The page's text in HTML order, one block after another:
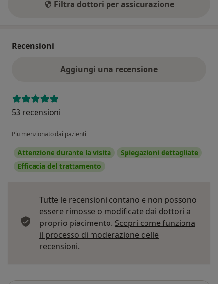
Filtra dottori per assicurazione
Recensioni
Aggiungi una recensione
53 recensioni
Più menzionato dai pazienti
Attenzione durante la visita
Spiegazioni dettagliate
Efficacia del trattamento
Tutte le recensioni contano e non possono
essere rimosse o modificate dai dottori a
proprio piacimento. Scopri come funziona
il processo di moderazione delle
recensioni.